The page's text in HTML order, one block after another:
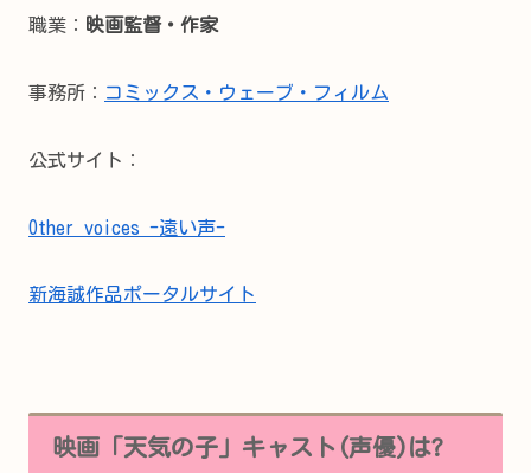
職業： 映画監督・作家
事務所： コミックス・ウェーブ・フィルム
公式サイト：
Other voices -遠い声-
新海誠作品ポータルサイト
映画「天気の子」キャスト(声優)は?